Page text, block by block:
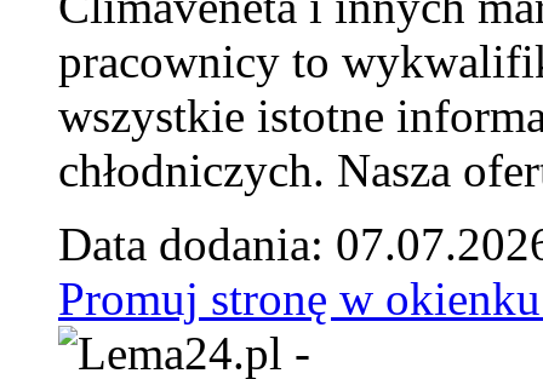
pracownicy to
wszystkie istotne
chłodniczych. Nasza
Data dodania:
Promuj stronę w